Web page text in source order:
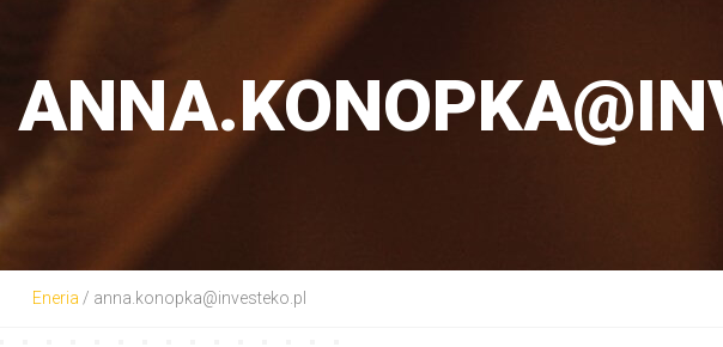
Eneria / anna.konopka@investeko.pl